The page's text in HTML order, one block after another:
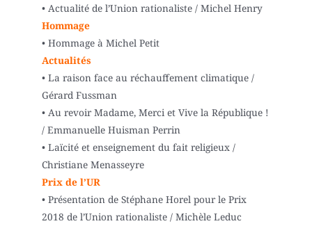
• Actualité de l’Union rationaliste / Michel Henry
Hommage
• Hommage à Michel Petit
Actualités
• La raison face au réchauffement climatique /
Gérard Fussman
• Au revoir Madame, Merci et Vive la République !
/ Emmanuelle Huisman Perrin
• Laïcité et enseignement du fait religieux /
Christiane Menasseyre
Prix de l’UR
• Présentation de Stéphane Horel pour le Prix
2018 de l’Union rationaliste / Michèle Leduc